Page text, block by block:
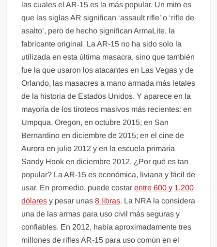
las cuales el AR-15 es la más popular. Un mito es
que las siglas AR significan ‘assault rifle’ o ‘rifle de
asalto’, pero de hecho significan ArmaLite, la
fabricante original. La AR-15 no ha sido solo la
utilizada en esta última masacra, sino que también
fue la que usaron los atacantes en Las Vegas y de
Orlando, las masacres a mano armada más letales
de la historia de Estados Unidos. Y aparece en la
mayoría de los tiroteos masivos más recientes: en
Umpqua, Oregon, en octubre 2015; en San
Bernardino en diciembre de 2015; en el cine de
Aurora en julio 2012 y en la escuela primaria
Sandy Hook en diciembre 2012. ¿Por qué es tan
popular? La AR-15 es económica, liviana y fácil de
usar. En promedio, puede costarentre 600 y 1,200
dólares y pesar unas8 libras. La NRA la considera
una de las armas para uso civil más seguras y
confiables. En 2012, había aproximadamente tres
millones de rifles AR-15 para uso común en el